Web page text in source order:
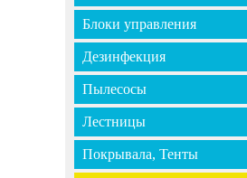
Блоки управления
Дезинфекция
Пылесосы
Лестницы
Покрывала, Тенты